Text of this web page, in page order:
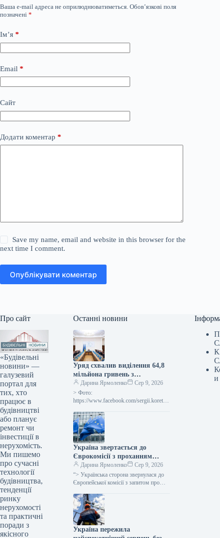
Ваша e-mail адреса не оприлюднюватиметься. Обов’язкові поля
позначені *
Ім’я *
Email *
Сайт
Додати коментар *
Save my name, email and website in this browser for the
next time I comment.
Опублікувати коментар
Про сайт
«Будівельні
новини» —
галузевий
портал для
тих, хто
працює в
будівництві
або планує
ремонт чи
інвестиції в
нерухомість.
Ми пишемо
про сучасні
технології
будівництва,
тенденції
ринку
нерухомості
та практичні
поради з
якісного
Останні новини
Уряд схвалив виділення 64,8
мільйона гривень з
державного бюджету для
відновлювальних робіт та
подолання наслідків війни.
Дарина Ярмоленко
Сер 9, 2026
> Фото:
https://www.facebook.com/sergii.koretsk
виділення коштів, запланованих у
державному бюджеті на 2026 рік для
фінансування регіональної політики,
з…
Україна звертається до
Єврокомісії з проханням
надати 220 мільйонів євро для
допомоги
сільськогосподарським
заблоковані порти.
Дарина Ярмоленко
Сер 9, 2026
“> Українська сторона звернулася до
Європейської комісії з запитом про
безповоротної фінансової допомоги.
Ця…
Україна пережила
и